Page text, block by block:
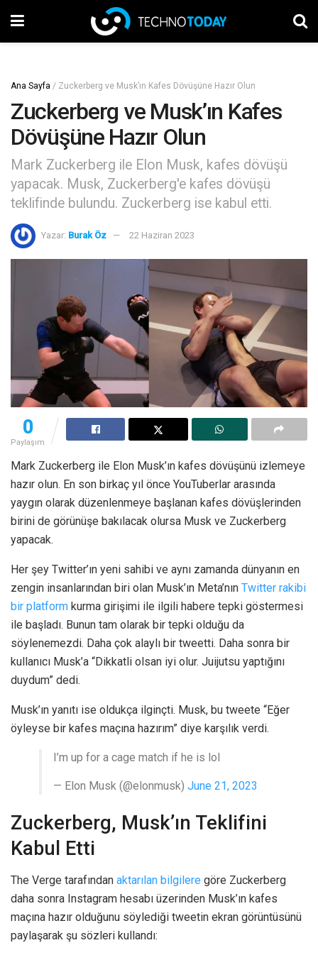
Ana Sayfa / Zuckerberg ve Musk’ın Kafes Dövüşüne Hazır Olun
Zuckerberg ve Musk’ın Kafes
Dövüşüne Hazır Olun
Mark Zuckerberg ile Elon Musk, kafes dövüşü
yapacak. Musk, Zuckerberg'e kafes dövüşü
teklifinde bulundu. Zuckerberg ise kabul etti.
Yazar: Burak Öz 22 Haziran 2023
0
Paylaşım
Mark Zuckerberg ile Elon Musk’ın kafes dövüşünü izlemeye
hazır olun. En son birkaç yıl önce YouTuberlar arasında
yaygın olarak düzenlenmeye başlanan kafes dövüşlerinden
birini de görünüşe bakılacak olursa Musk ve Zuckerberg
yapacak.
Her şey Twitter’ın yeni sahibi ve aynı zamanda dünyanın en
zengin insanlarından biri olan Musk’ın Meta’nın Twitter rakibi
bir platform kurma girişimi ile ilgili habere tepki göstermesi
ile başladı. Bunun tam olarak bir tepki olduğu da
söylenemezdi. Daha çok alaylı bir tweetti. Daha sonra bir
kullanıcı Musk’a “Dikkatli olsan iyi olur. Juijutsu yaptığını
duydum” dedi.
Musk’ın yanıtı ise oldukça ilginçti. Musk, bu tweete “Eğer
öyleyse bir kafes maçına hazırım” diye karşılık verdi.
I’m up for a cage match if he is lol
— Elon Musk (@elonmusk) June 21, 2023
Zuckerberg, Musk’ın Teklifini
Kabul Etti
The Verge tarafından aktarılan bilgilere göre Zuckerberg
daha sonra Instagram hesabı üzerinden Musk’ın kafes
maçına hazır olduğunu söylediği tweetin ekran görüntüsünü
paylaşarak şu sözleri kullandı: